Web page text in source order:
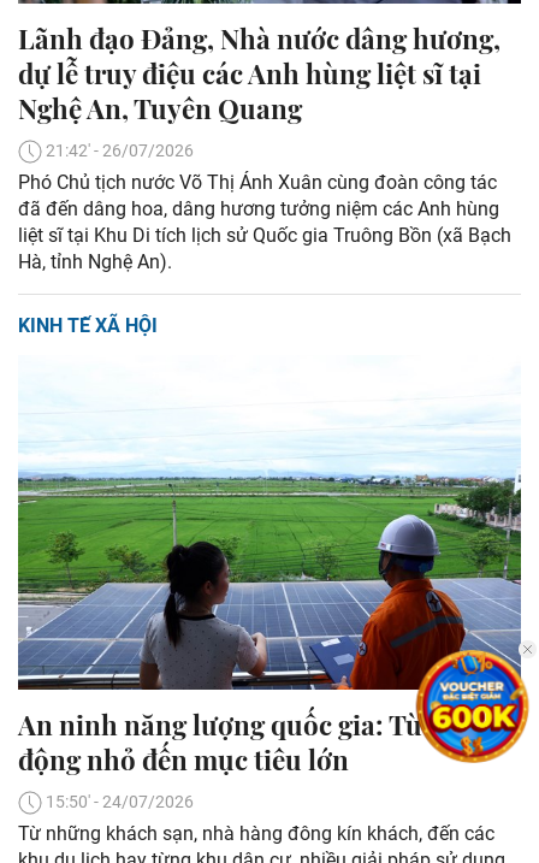
Lãnh đạo Đảng, Nhà nước dâng hương,
dự lễ truy điệu các Anh hùng liệt sĩ tại
Nghệ An, Tuyên Quang
21:42' - 26/07/2026
Phó Chủ tịch nước Võ Thị Ánh Xuân cùng đoàn công tác
đã đến dâng hoa, dâng hương tưởng niệm các Anh hùng
liệt sĩ tại Khu Di tích lịch sử Quốc gia Truông Bồn (xã Bạch
Hà, tỉnh Nghệ An).
KINH TẾ XÃ HỘI
An ninh năng lượng quốc gia: Từ hành
động nhỏ đến mục tiêu lớn
15:50' - 24/07/2026
Từ những khách sạn, nhà hàng đông kín khách, đến các